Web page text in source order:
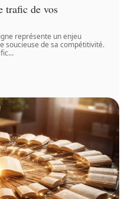
trafic de vos
représente un enjeu
soucieuse de sa compétitivité.
…